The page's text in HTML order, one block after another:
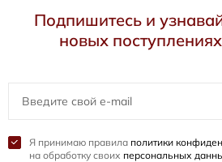
Подпишитесь и
новых
Я принимаю правила политики
на обработку своих персональных